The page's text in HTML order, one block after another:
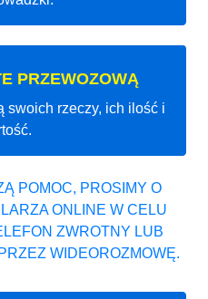
PRZEWOZOWĄ
swoich rzeczy, ich ilość i
POMOC, PROSIMY O
ONLINE W CELU
ZWROTNY LUB
WIDEOROZMOWĘ.